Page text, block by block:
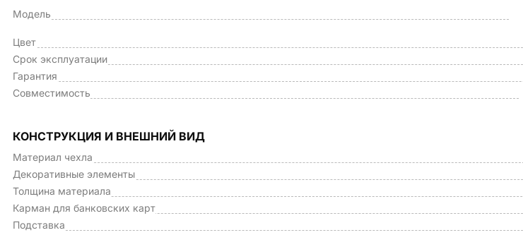
Модель
Цвет
Срок эксплуатации
Гарантия
Совместимость
КОНСТРУКЦИЯ И ВНЕШНИЙ ВИД
Материал чехла
Декоративные элементы
Толщина материала
Карман для банковских карт
Подставка